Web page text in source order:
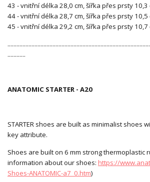
43 - vnitřní délka 28,0 cm, šířka přes prsty 10,3
44 - vnitřní délka 28,7 cm, šířka přes prsty 10,5
45 - vnitřní délka 29,2 cm, šířka přes prsty 10,7
............
ANATOMIC STARTER - A20
STARTER shoes are built as minimalist shoes
key attribute.
Shoes are built on 6 mm strong thermoplastic
information about our shoes: https://
Shoes-ANATOMIC-a7_0.htm)